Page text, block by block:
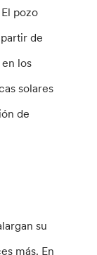
pozo
de
los
solares
de
su
más. En